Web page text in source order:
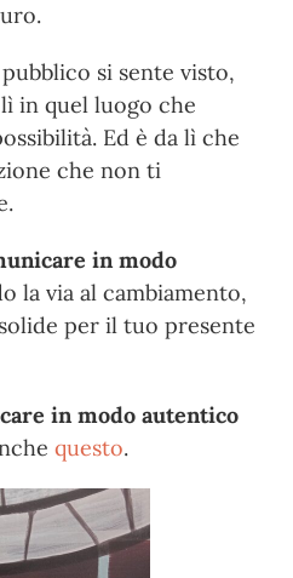
si sente visto,
in quel luogo che
Ed è da lì che
che non ti
in modo
la via al cambiamento,
per il tuo presente
in modo autentico
questo.